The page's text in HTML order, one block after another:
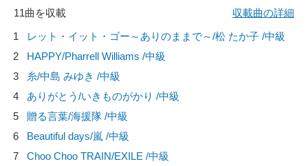
11曲を収載
収載曲の詳細
1
レット・イット・ゴー～ありのままで～/松 たか子 /中級
2
HAPPY/Pharrell Williams /中級
3
糸/中島 みゆき /中級
4
ありがとう/いきものがかり /中級
5
贈る言葉/海援隊 /中級
6
Beautiful days/嵐 /中級
7
Choo Choo TRAIN/EXILE /中級